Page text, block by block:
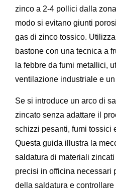
zinco a 2-4 pollici dalla
modo si evitano giunti
gas di zinco tossico.
bastone con una tecnica a
la febbre da fumi metallici,
ventilazione industriale e
Se si introduce un arco di
zincato senza adattare il
schizzi pesanti, fumi tossici
Questa guida illustra la
saldatura di materiali
precisi in officina necessari
della saldatura e